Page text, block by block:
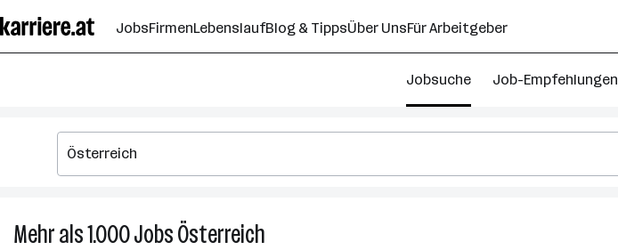
Seiteninhalt
springen
JobsFirmenLebenslaufBlog & TippsÜber UnsFür Arbeitgeber
Jobsuche Job-Empfehlungen
Mehr als 1.000JobsÖsterreich